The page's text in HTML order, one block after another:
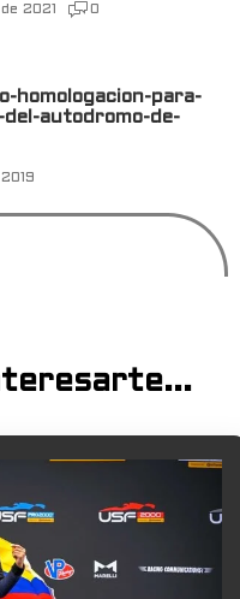
2021 0
homologacion-para-
autodromo-de-